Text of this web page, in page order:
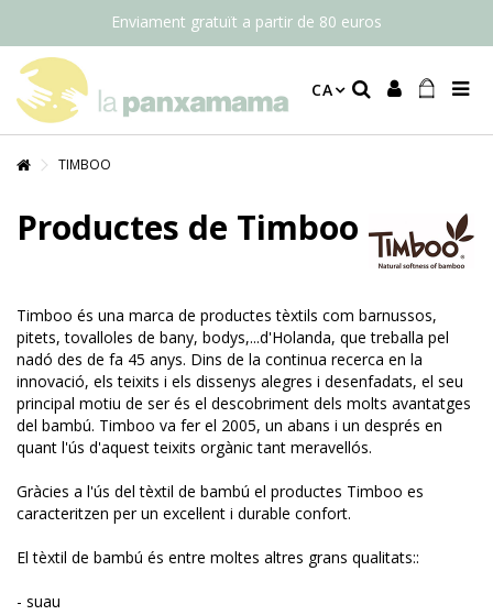
Enviament gratuït a partir de 80 euros
CA
TIMBOO
Productes de Timboo
Timboo és una marca de productes tèxtils com barnussos,
pitets, tovalloles de bany, bodys,...d'Holanda, que treballa pel
nadó des de fa 45 anys. Dins de la continua recerca en la
innovació, els teixits i els dissenys alegres i desenfadats, el seu
principal motiu de ser és el descobriment dels molts avantatges
del bambú. Timboo va fer el 2005, un abans i un després en
quant l'ús d'aquest teixits orgànic tant meravellós.
Gràcies a l'ús del tèxtil de bambú el productes Timboo es
caracteritzen per un excel·lent i durable confort.
El tèxtil de bambú és entre moltes altres grans qualitats::
- suau